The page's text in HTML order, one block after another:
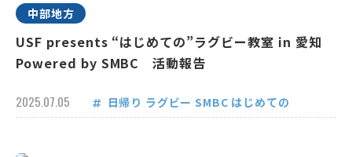
中部地方
USF presents “はじめての”ラグビー教室 in 愛知
Powered by SMBC 活動報告
2025.07.05 日帰り ラグビー SMBC はじめての